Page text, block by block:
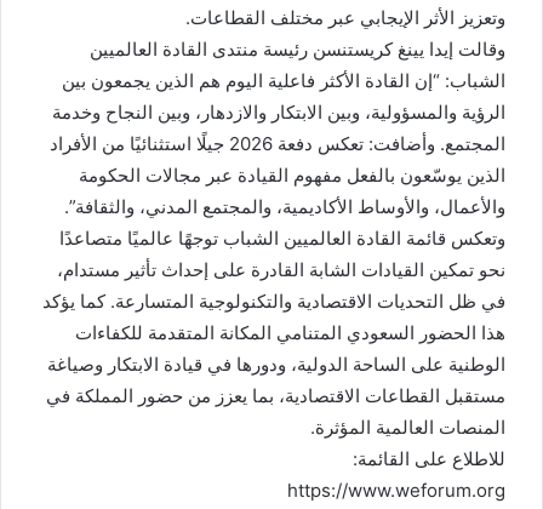
وتعزيز الأثر الإيجابي عبر مختلف القطاعات.
وقالت إيدا يينغ كريستنسن رئيسة منتدى القادة العالميين
الشباب: “إن القادة الأكثر فاعلية اليوم هم الذين يجمعون بين
الرؤية والمسؤولية، وبين الابتكار والازدهار، وبين النجاح وخدمة
المجتمع. وأضافت: تعكس دفعة 2026 جيلًا استثنائيًا من الأفراد
الذين يوسّعون بالفعل مفهوم القيادة عبر مجالات الحكومة
والأعمال، والأوساط الأكاديمية، والمجتمع المدني، والثقافة”.
وتعكس قائمة القادة العالميين الشباب توجهًا عالميًا متصاعدًا
نحو تمكين القيادات الشابة القادرة على إحداث تأثير مستدام،
في ظل التحديات الاقتصادية والتكنولوجية المتسارعة. كما يؤكد
هذا الحضور السعودي المتنامي المكانة المتقدمة للكفاءات
الوطنية على الساحة الدولية، ودورها في قيادة الابتكار وصياغة
مستقبل القطاعات الاقتصادية، بما يعزز من حضور المملكة في
المنصات العالمية المؤثرة.
للاطلاع على القائمة:
https://www.weforum.org